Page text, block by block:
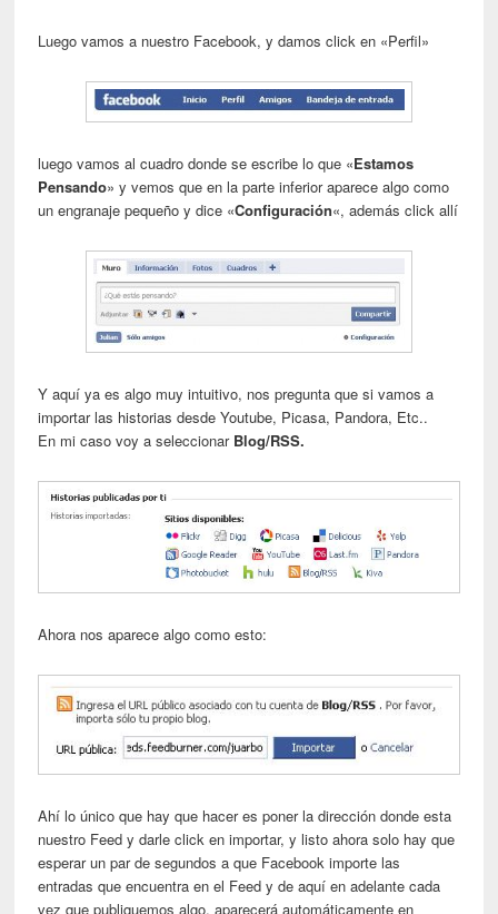
Luego vamos a nuestro Facebook, y damos click en «Perfil»
luego vamos al cuadro donde se escribe lo que «Estamos
Pensando» y vemos que en la parte inferior aparece algo como
un engranaje pequeño y dice «Configuración«, además click allí
Y aquí ya es algo muy intuitivo, nos pregunta que si vamos a
importar las historias desde Youtube, Picasa, Pandora, Etc..
En mi caso voy a seleccionar Blog/RSS.
Ahora nos aparece algo como esto:
Ahí lo único que hay que hacer es poner la dirección donde esta
nuestro Feed y darle click en importar, y listo ahora solo hay que
esperar un par de segundos a que Facebook importe las
entradas que encuentra en el Feed y de aquí en adelante cada
vez que publiquemos algo, aparecerá automáticamente en